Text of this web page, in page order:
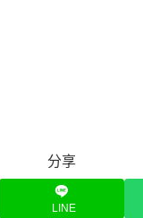
分享
LINE